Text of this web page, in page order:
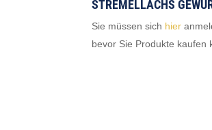
TREMELLACHS
Sie müssen sich hier
bevor Sie Produkte kaufen